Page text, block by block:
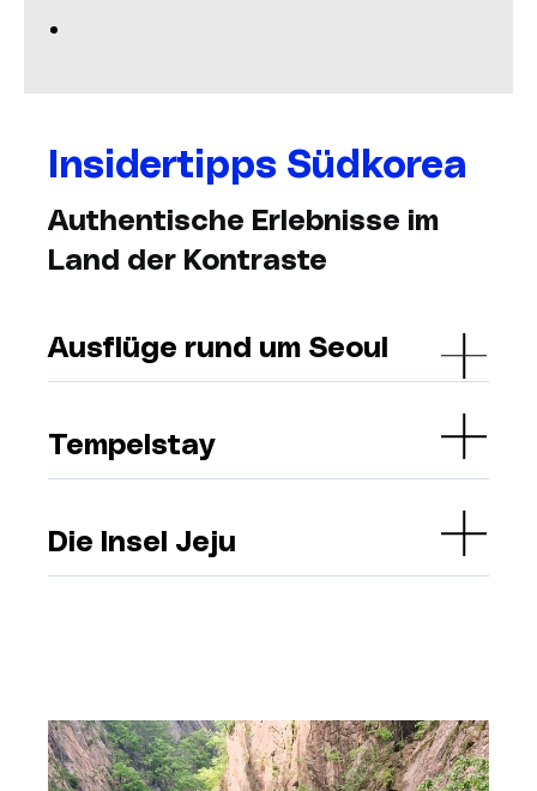
Insidertipps Südkorea
Authentische Erlebnisse im
Land der Kontraste
Ausflüge rund um Seoul
Tempelstay
Die Insel Jeju